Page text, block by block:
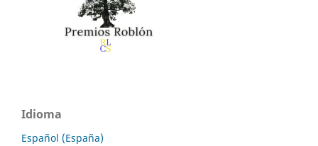
Idioma
Español (España)